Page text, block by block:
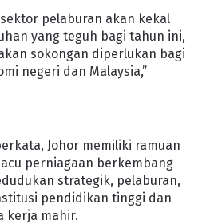
pelaburan akan kekal
yang teguh bagi tahun ini,
sokongan diperlukan bagi
negeri dan Malaysia,”
Johor memiliki ramuan
perniagaan berkembang
strategik, pelaburan,
pendidikan tinggi dan
kerja mahir.